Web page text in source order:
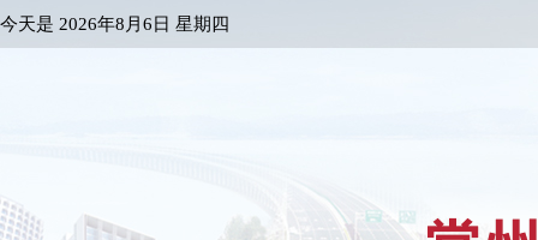
今天是 2026年8月6日 星期四